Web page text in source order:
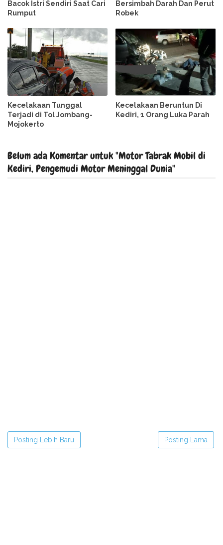
Bacok Istri Sendiri Saat Cari
Rumput
Bersimbah Darah Dan Perut
Robek
Kecelakaan Tunggal
Terjadi di Tol Jombang-
Mojokerto
Kecelakaan Beruntun Di
Kediri, 1 Orang Luka Parah
Belum ada Komentar untuk "Motor Tabrak Mobil di
Kediri, Pengemudi Motor Meninggal Dunia"
Posting Lebih Baru Posting Lama